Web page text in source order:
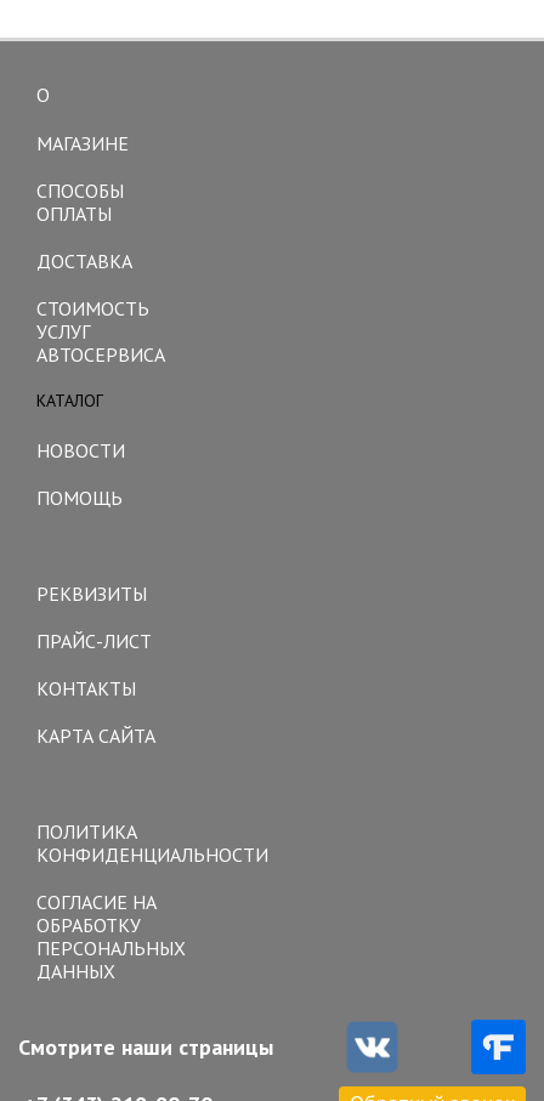
О
МАГАЗИНЕ
СПОСОБЫ
ОПЛАТЫ
ДОСТАВКА
СТОИМОСТЬ
УСЛУГ
АВТОСЕРВИСА
КАТАЛОГ
НОВОСТИ
ПОМОЩЬ
РЕКВИЗИТЫ
ПРАЙС-ЛИСТ
КОНТАКТЫ
КАРТА САЙТА
ПОЛИТИКА
КОНФИДЕНЦИАЛЬНОСТИ
СОГЛАСИЕ НА
ОБРАБОТКУ
ПЕРСОНАЛЬНЫХ
ДАННЫХ
Смотрите наши страницы